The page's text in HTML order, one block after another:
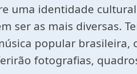
uma identidade
ser as mais diversas.
popular brasileira,
fotografias,